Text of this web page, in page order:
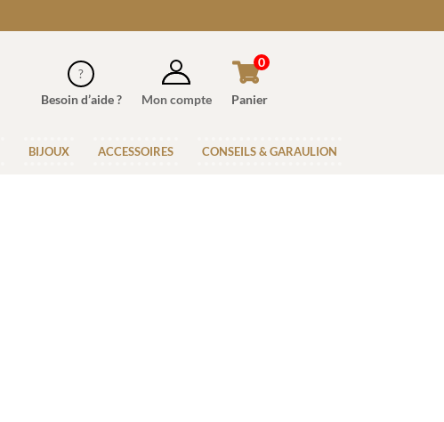
Besoin d’aide ? Mon compte Panier
0
BIJOUX ACCESSOIRES CONSEILS & GARAULION